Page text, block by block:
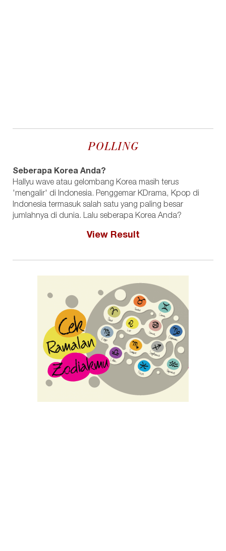
POLLING
Seberapa Korea Anda?
Hallyu wave atau gelombang Korea masih terus
'mengalir' di Indonesia. Penggemar KDrama, Kpop di
Indonesia termasuk salah satu yang paling besar
jumlahnya di dunia. Lalu seberapa Korea Anda?
View Result